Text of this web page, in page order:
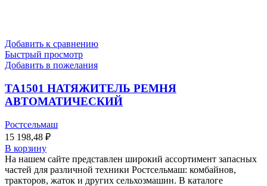
Добавить к сравнению
Быстрый просмотр
Добавить в пожелания
TA1501 НАТЯЖИТЕЛЬ РЕМНЯ
АВТОМАТИЧЕСКИЙ
Ростсельмаш
15 198,48 ₽
В корзину
На нашем сайте представлен широкий ассортимент запасных
частей для различной техники Ростсельмаш: комбайнов,
тракторов, жаток и других сельхозмашин. В каталоге